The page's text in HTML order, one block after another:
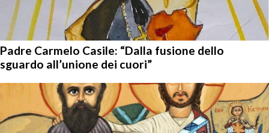
Padre Carmelo Casile: “Dalla fusione dello
sguardo all’unione dei cuori”